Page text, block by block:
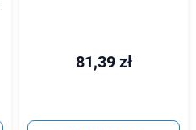
81,39 zł